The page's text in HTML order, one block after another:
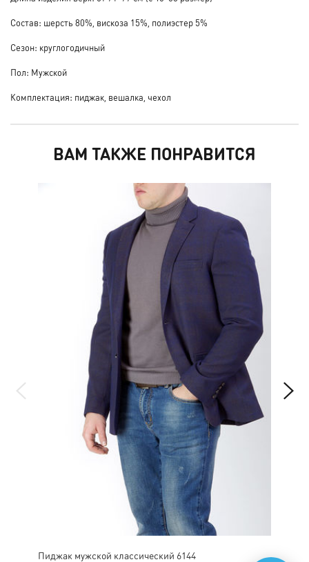
Состав: шерсть 80%, вискоза 15%, полиэстер 5%
Сезон: круглогодичный
Пол: Мужской
Комплектация: пиджак, вешалка, чехол
ВАМ ТАКЖЕ ПОНРАВИТСЯ
Пиджак мужской классический 6144